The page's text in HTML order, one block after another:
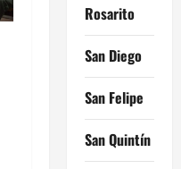
Rosarito
San Diego
San Felipe
San Quintín